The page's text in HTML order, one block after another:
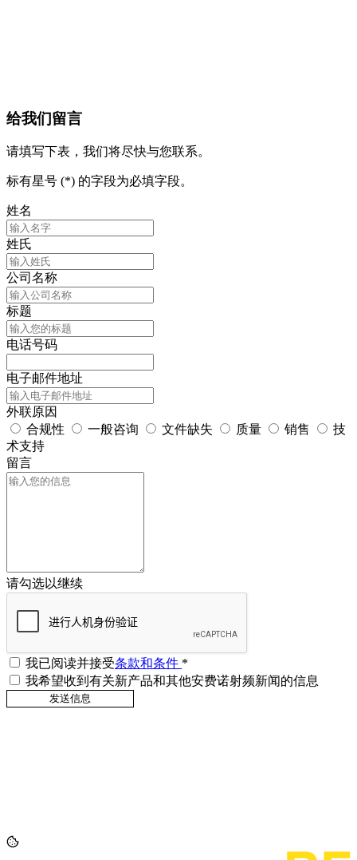
给我们留言
请填写下表，我们将尽快与您联系。
标有星号 (*) 的字段为必填字段。
姓名
姓氏
公司名称
标题
电话号码
电子邮件地址
外联原因
合规性
一般咨询 文件缺失 质量 销售
技
术支持
留言
请勾选以继续
我已阅读并接受条款和条件 *
我希望收到有关新产品和其他安费诺射频新闻的信息